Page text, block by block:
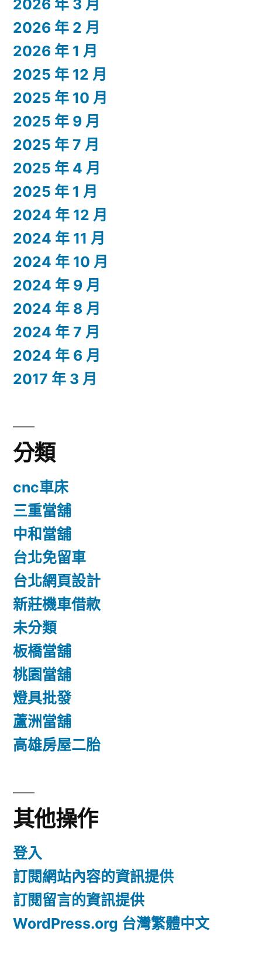
2026 年 3 月
2026 年 2 月
2026 年 1 月
2025 年 12 月
2025 年 10 月
2025 年 9 月
2025 年 7 月
2025 年 4 月
2025 年 1 月
2024 年 12 月
2024 年 11 月
2024 年 10 月
2024 年 9 月
2024 年 8 月
2024 年 7 月
2024 年 6 月
2017 年 3 月
分類
cnc車床
三重當舖
中和當舖
台北免留車
台北網頁設計
新莊機車借款
未分類
板橋當舖
桃園當舖
燈具批發
蘆洲當舖
高雄房屋二胎
其他操作
登入
訂閱網站內容的資訊提供
訂閱留言的資訊提供
WordPress.org 台灣繁體中文